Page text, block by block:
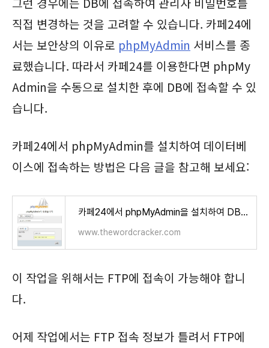
직접 변경하는 것을 고려할 수 있습니다. 카페24에
서는 보안상의 이유로 phpMyAdmin 서비스를 종
료했습니다. 따라서 카페24를 이용한다면 phpMy
Admin을 수동으로 설치한 후에 DB에 접속할 수 있
습니다.
카페24에서 phpMyAdmin를 설치하여 데이터베
이스에 접속하는 방법은 다음 글을 참고해 보세요:
카페24에서 phpMyAdmin을 설치하여 DB에 접속하기 - 워드프레스 정보꾸러미
www.thewordcracker.com
이 작업을 위해서는 FTP에 접속이 가능해야 합니
다.
어제 작업에서는 FTP 접속 정보가 틀려서 FTP에